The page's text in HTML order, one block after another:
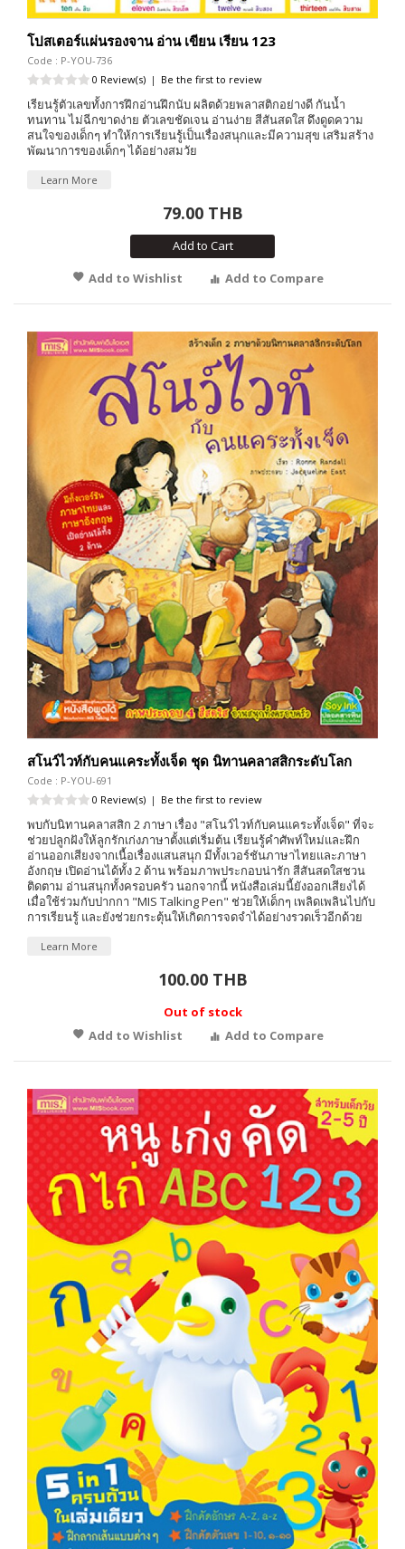
โปสเตอร์แผ่นรองจาน อ่าน เขียน เรียน 123
Code : P-YOU-736
0 Review(s) | Be the first to review
เรียนรู้ตัวเลขทั้งการฝึกอ่านฝึกนับ ผลิตด้วยพลาสติกอย่างดี กันน้ำ
ทนทาน ไม่ฉีกขาดง่าย ตัวเลขชัดเจน อ่านง่าย สีสันสดใส ดึงดูดความ
สนใจของเด็กๆ ทำให้การเรียนรู้เป็นเรื่องสนุกและมีความสุข เสริมสร้าง
พัฒนาการของเด็กๆ ได้อย่างสมวัย
Learn More
79.00 THB
Add to Cart
Add to Wishlist
Add to Compare
สโนว์ไวท์กับคนแคระทั้งเจ็ด ชุด นิทานคลาสสิกระดับโลก
Code : P-YOU-691
0 Review(s) | Be the first to review
พบกับนิทานคลาสสิก 2 ภาษา เรื่อง "สโนว์ไวท์กับคนแคระทั้งเจ็ด" ที่จะ
ช่วยปลูกฝังให้ลูกรักเก่งภาษาตั้งแต่เริ่มต้น เรียนรู้คำศัพท์ใหม่และฝึก
อ่านออกเสียงจากเนื้อเรื่องแสนสนุก มีทั้งเวอร์ชันภาษาไทยและภาษา
อังกฤษ เปิดอ่านได้ทั้ง 2 ด้าน พร้อมภาพประกอบน่ารัก สีสันสดใสชวน
ติดตาม อ่านสนุกทั้งครอบครัว นอกจากนี้ หนังสือเล่มนี้ยังออกเสียงได้
เมื่อใช้ร่วมกับปากกา "MIS Talking Pen" ช่วยให้เด็กๆ เพลิดเพลินไปกับ
การเรียนรู้ และยังช่วยกระตุ้นให้เกิดการจดจำได้อย่างรวดเร็วอีกด้วย
Learn More
100.00 THB
Out of stock
Add to Wishlist
Add to Compare